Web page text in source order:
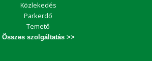
Közlekedés
Parkerdő
Temető
Összes szolgáltatás >>